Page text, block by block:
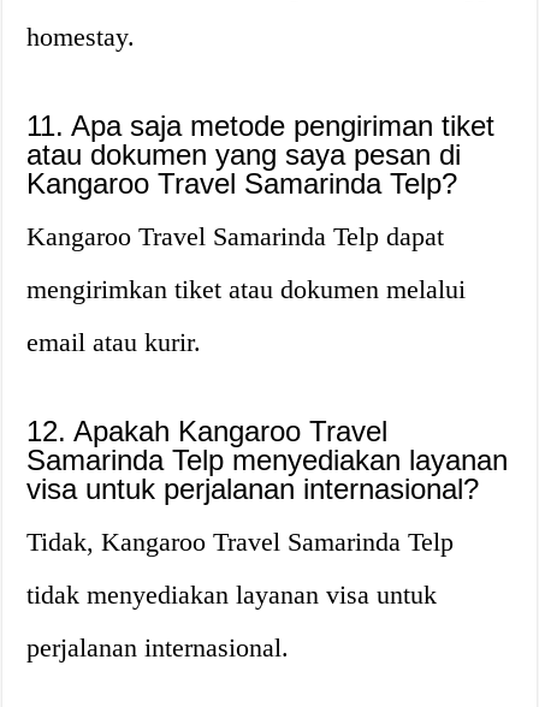
homestay.
11. Apa saja metode pengiriman tiket
atau dokumen yang saya pesan di
Kangaroo Travel Samarinda Telp?
Kangaroo Travel Samarinda Telp dapat
mengirimkan tiket atau dokumen melalui
email atau kurir.
12. Apakah Kangaroo Travel
Samarinda Telp menyediakan layanan
visa untuk perjalanan internasional?
Tidak, Kangaroo Travel Samarinda Telp
tidak menyediakan layanan visa untuk
perjalanan internasional.